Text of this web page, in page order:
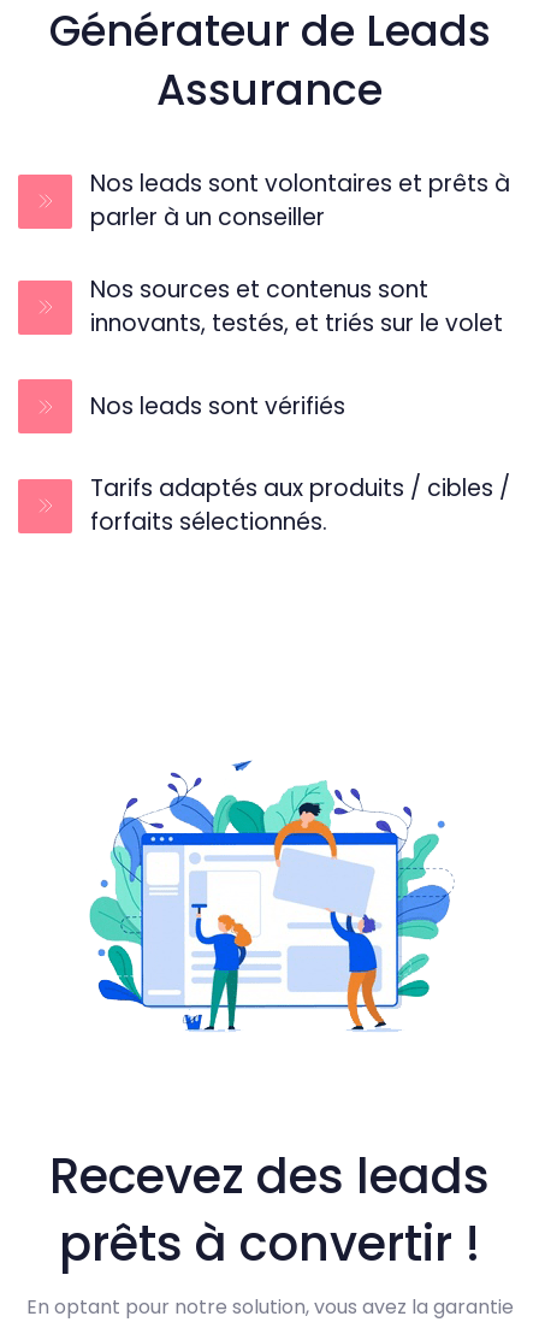
Générateur de Leads
Assurance
Nos leads sont volontaires et prêts à
parler à un conseiller
Nos sources et contenus sont
innovants, testés, et triés sur le volet
Nos leads sont vérifiés
Tarifs adaptés aux produits / cibles /
forfaits sélectionnés.
Recevez des leads
prêts à convertir !
En optant pour notre solution, vous avez la garantie